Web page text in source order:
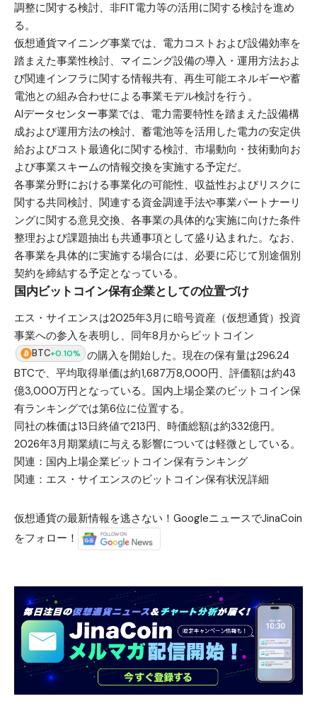
調整に関する検討、非FIT電力等の活用に関する検討を進め
る。
仮想通貨マイニング事業では、電力コストおよび設備効率を
踏まえた事業性検討、マイニング設備の導入・運用方法およ
び関連インフラに関する情報共有、再生可能エネルギーや蓄
電池との組み合わせによる事業モデル検討を行う。
AIデータセンター事業では、電力需要特性を踏まえた設備構
成および運用方法の検討、蓄電池等を活用した電力の安定供
給およびコスト最適化に関する検討、市場動向・技術動向お
よび事業スキームの情報交換を実施する予定だ。
各事業分野における事業化の可能性、収益性およびリスクに
関する共同検討、関連する資金調達手法や事業パートナーリ
ングに関する意見交換、各事業の具体的な実施に向けた条件
整理および課題抽出も共通事項として盛り込まれた。なお、
各事業を具体的に実施する場合には、必要に応じて別途個別
契約を締結する予定となっている。
国内ビットコイン保有企業としての位置づけ
エス・サイエンスは2025年3月に暗号資産（仮想通貨）投資
事業への参入を表明し、同年8月からビットコイン
BTC+0.10%
の購入を開始した。現在の保有量は296.24
BTCで、平均取得単価は約1,687万8,000円、評価額は約43
億3,000万円となっている。国内上場企業のビットコイン保
有ランキングでは第6位に位置する。
同社の株価は13日終値で213円、時価総額は約332億円。
2026年3月期業績に与える影響については軽微としている。
関連： 国内上場企業ビットコイン保有ランキング
関連： エス・サイエンスのビットコイン保有状況詳細
仮想通貨の最新情報を逃さない！GoogleニュースでJinaCoin
をフォロー！